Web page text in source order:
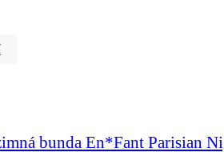
bunda En*Fant Parisian